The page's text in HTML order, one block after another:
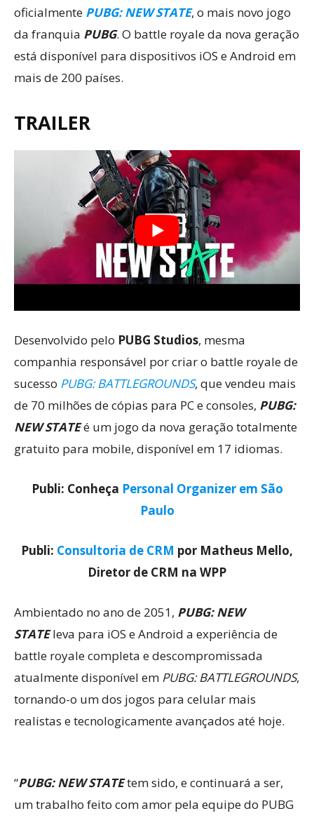
oficialmente PUBG: NEW STATE, o mais novo jogo
da franquia PUBG. O battle royale da nova geração
está disponível para dispositivos iOS e Android em
mais de 200 países.
TRAILER
Desenvolvido pelo PUBG Studios, mesma
companhia responsável por criar o battle royale de
sucesso PUBG: BATTLEGROUNDS, que vendeu mais
de 70 milhões de cópias para PC e consoles, PUBG:
NEW STATEé um jogo da nova geração totalmente
gratuito para mobile, disponível em 17 idiomas.
Publi: Conheça Personal Organizer em São
Paulo
Publi: Consultoria de CRM por Matheus Mello,
Diretor de CRM na WPP
Ambientado no ano de 2051, PUBG: NEW
STATEleva para iOS e Android a experiência de
battle royale completa e descompromissada
atualmente disponível em PUBG: BATTLEGROUNDS,
tornando-o um dos jogos para celular mais
realistas e tecnologicamente avançados até hoje.
“PUBG: NEW STATEtem sido, e continuará a ser,
um trabalho feito com amor pela equipe do PUBG